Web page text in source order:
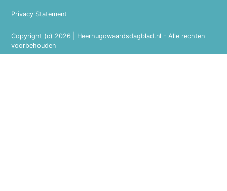
Copyright (c) 2026 | Heerhugowaardsdagblad.nl - Alle rechten
voorbehouden
Privacy Statement